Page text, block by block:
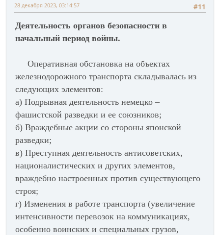
#11
28 декабря 2023, 03:14:57
Деятельность органов безопасности в
начальный период войны.
Оперативная обстановка на объектах
железнодорожного транспорта складывалась из
следующих элементов:
а) Подрывная деятельность немецко –
фашистской разведки и ее союзников;
б) Враждебные акции со стороны японской
разведки;
в) Преступная деятельность антисоветских,
националистических и других элементов,
враждебно настроенных против существующего
строя;
г) Изменения в работе транспорта (увеличение
интенсивности перевозок на коммуникациях,
особенно воинских и специальных грузов,